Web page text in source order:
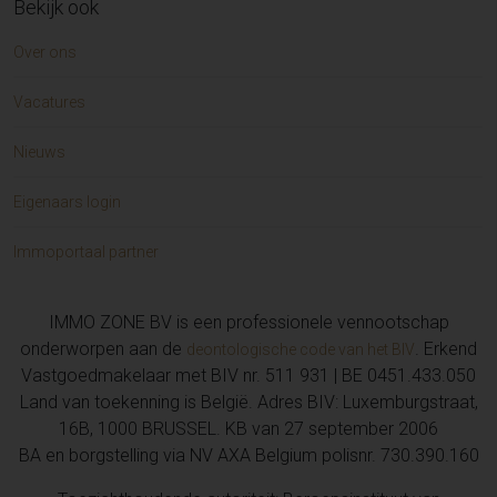
Huis te koop in Knokke-Heist (2)
Huis te koop in Kieldrecht (2)
Huis te koop in SCHELLEBELLE (1)
Grond te koop in GIJZEGEM (1)
Grond te koop in HOFSTADE (1)
Grond te koop in WIELSBEKE (1)
Garage/parking te koop in DENDERLEEUW (1)
Grond te koop in Moerzeke (1)
Huis te koop in ZWALM (1)
Opbrengsteigendom te koop in EREMBODEGEM (1)
Huis te koop in KNOKKE (1)
Bekijk ook
Over ons
Vacatures
Nieuws
Eigenaars login
Immoportaal partner
IMMO ZONE BV is een professionele vennootschap
onderworpen aan de deontologische code van het BIV. Erkend
Vastgoedmakelaar met BIV nr. 511 931 | BE 0451.433.050
Land van toekenning is België. Adres BIV: Luxemburgstraat,
16B, 1000 BRUSSEL. KB van 27 september 2006
BA en borgstelling via NV AXA Belgium polisnr. 730.390.160